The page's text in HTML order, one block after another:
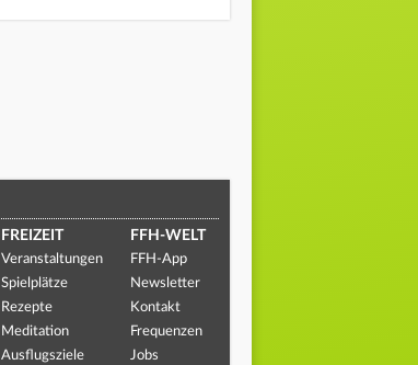
FREIZEIT
Veranstaltungen
Spielplätze
Rezepte
Meditation
Ausflugsziele
FFH-WELT
FFH-App
Newsletter
Kontakt
Frequenzen
Jobs